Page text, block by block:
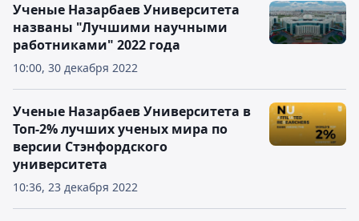
10:00, 30 декабря 2022
Ученые Назарбаев Университета
названы "Лучшими научными
работниками" 2022 года
10:36, 23 декабря 2022
Ученые Назарбаев Университета в
Топ-2% лучших ученых мира по
версии Стэнфордского
университета